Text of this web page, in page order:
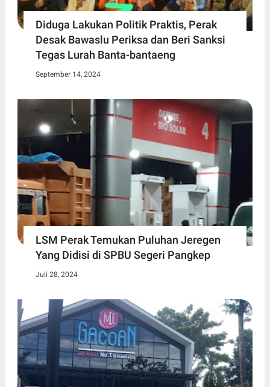
Diduga Lakukan Politik Praktis, Perak
Desak Bawaslu Periksa dan Beri Sanksi
Tegas Lurah Banta-bantaeng
September 14, 2024
LSM Perak Temukan Puluhan Jeregen
Yang Didisi di SPBU Segeri Pangkep
Juli 28, 2024